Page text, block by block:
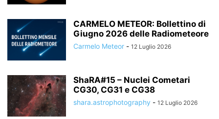
CARMELO METEOR: Bollettino di
Giugno 2026 delle Radiometeore
Carmelo Meteor - 12 Luglio 2026
ShaRA#15 – Nuclei Cometari
CG30, CG31 e CG38
shara.astrophotography - 12 Luglio 2026